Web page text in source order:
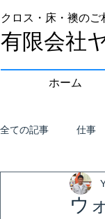
クロス・床・襖のご
有限会社
ホーム
全ての記事 仕事
ウ